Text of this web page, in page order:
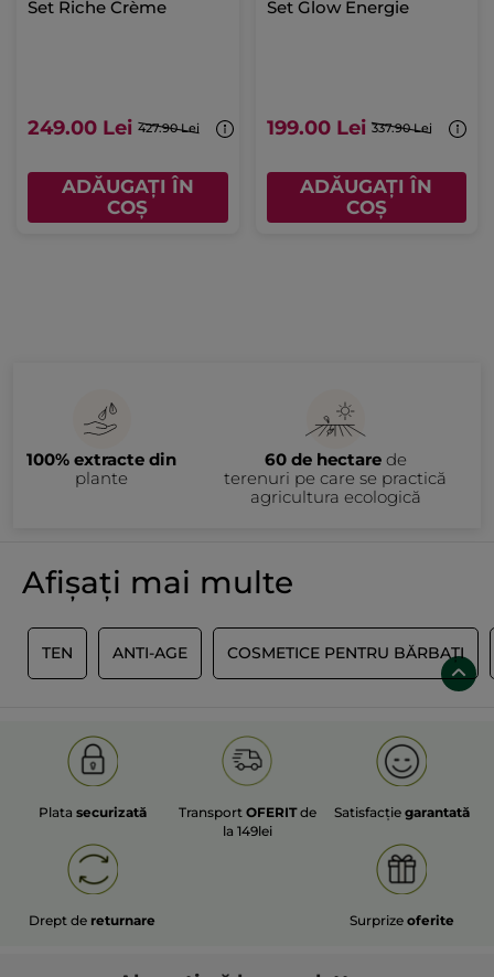
Set Riche Crème
249.00 Lei 427.90 Lei
ADĂUGAȚI ÎN
COȘ
Set Glow Energie
199.00 Lei 337.90 Lei
ADĂUGAȚI ÎN
COȘ
100% extracte din
plante
60 de hectarede
terenuri pe care se practică
agricultura ecologică
Afișați mai multe
TEN ANTI-AGE COSMETICE PENTRU BĂRBAȚI
Plata securizată Transport OFERITde
la 149lei
Satisfacțiegarantată
Drept de returnare Surprize oferite